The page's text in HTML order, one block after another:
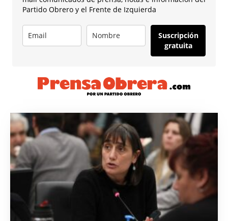
Partido Obrero y el Frente de Izquierda
Suscripción
gratuita